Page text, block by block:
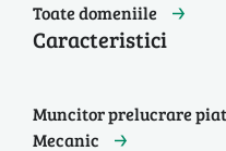
Toate domeniile
Caracteristici
Muncitor prelucrare
Mecanic